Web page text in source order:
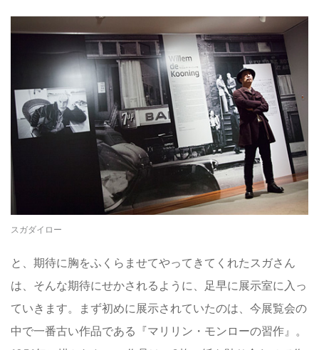
スガダイロー
と、期待に胸をふくらませてやってきてくれたスガさん
は、そんな期待にせかされるように、足早に展示室に入っ
ていきます。まず初めに展示されていたのは、今展覧会の
中で一番古い作品である『マリリン・モンローの習作』。